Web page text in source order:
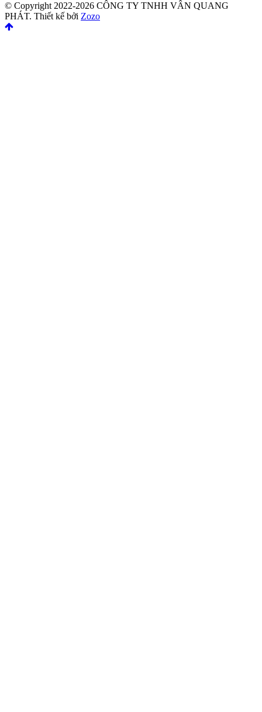
© Copyright 2022-2026 CÔNG TY TNHH VÂN QUANG
PHÁT. Thiết kế bởi Zozo